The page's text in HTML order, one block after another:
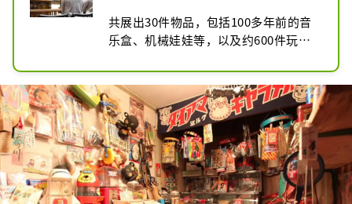
共展出30件物品，包括100多年前的音
乐盒、机械娃娃等，以及约600件玩
具的“八音盒音乐会”和“玩具之旅”
之外，还有博物馆商店，可以购买博物
馆推荐的玩具和八音盒，还有可以玩耍
的游戏室配有积木和游乐角等玩具。